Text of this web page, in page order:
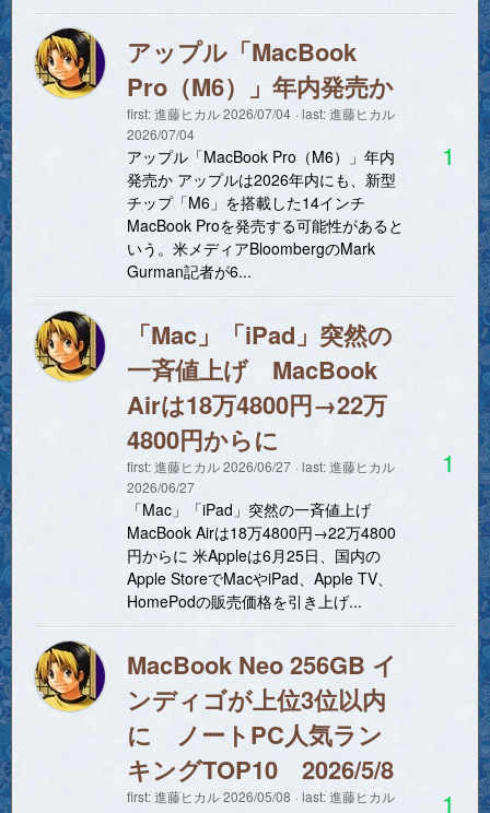
アップル「MacBook
Pro（M6）」年内発売か
first:進藤ヒカル2026/07/04 last:進藤ヒカル
2026/07/04
アップル「MacBook Pro（M6）」年内
発売か アップルは2026年内にも、新型
チップ「M6」を搭載した14インチ
MacBook Proを発売する可能性があると
いう。米メディアBloombergのMark
Gurman記者が6...
1
「Mac」「iPad」突然の
一斉値上げ MacBook
Airは18万4800円→22万
4800円からに
first:進藤ヒカル2026/06/27 last:進藤ヒカル
2026/06/27
「Mac」「iPad」突然の一斉値上げ
MacBook Airは18万4800円→22万4800
円からに 米Appleは6月25日、国内の
Apple StoreでMacやiPad、Apple TV、
HomePodの販売価格を引き上げ...
1
MacBook Neo 256GB イ
ンディゴが上位3位以内
に ノートPC人気ラン
キングTOP10 2026/5/8
first:進藤ヒカル2026/05/08 last:進藤ヒカル
1